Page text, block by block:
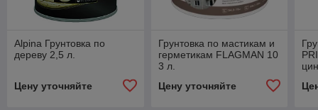
Alpina Грунтовка по
дереву 2,5 л.
Цену уточняйте
Грунтовка по мастикам и
герметикам FLAGMAN 10
3 л.
Цену уточняйте